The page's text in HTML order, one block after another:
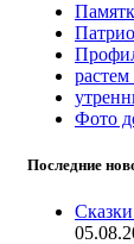
растем
Фото
Последние